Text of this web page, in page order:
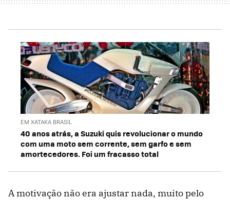
EM XATAKA BRASIL
40 anos atrás, a Suzuki quis revolucionar o mundo
com uma moto sem corrente, sem garfo e sem
amortecedores. Foi um fracasso total
A motivação não era ajustar nada, muito pelo